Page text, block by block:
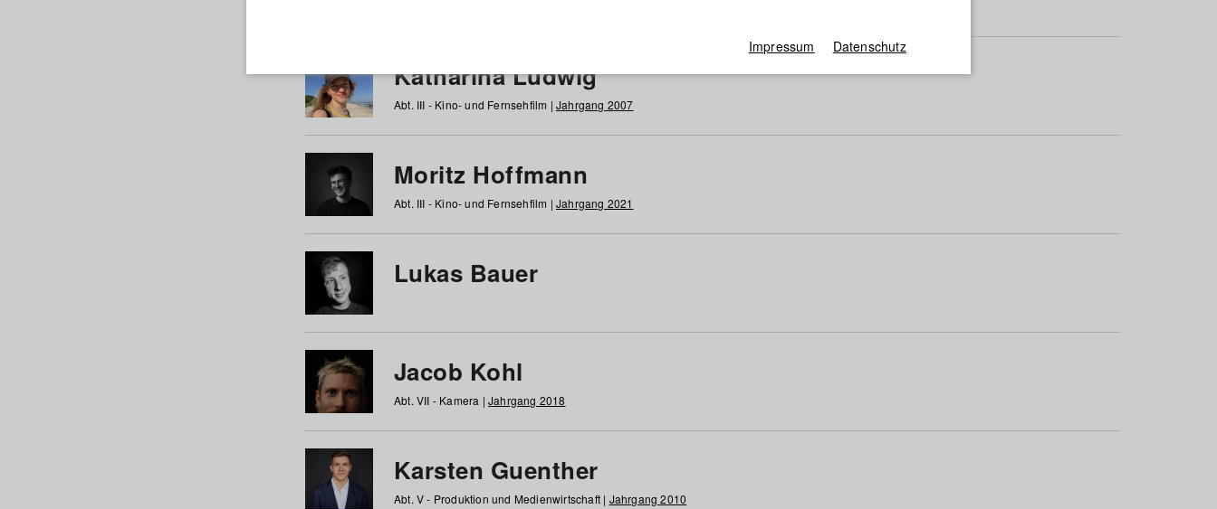
Katharina Ludwig
Abt. III - Kino- und Fernsehfilm | Jahrgang 2007
Moritz Hoffmann
Abt. III - Kino- und Fernsehfilm | Jahrgang 2021
Lukas Bauer
Jacob Kohl
Abt. VII - Kamera | Jahrgang 2018
Karsten Guenther
Abt. V - Produktion und Medienwirtschaft | Jahrgang 2010
Impressum Datenschutz